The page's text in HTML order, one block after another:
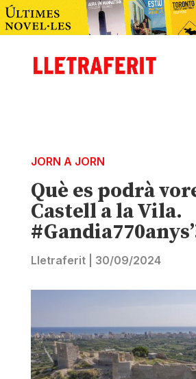
JORN A JORN
Què es podrà
Castell a la Vila.
Lletraferit| 30/09/2024